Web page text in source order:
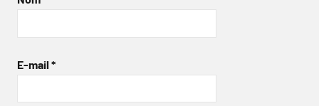
E-mail *